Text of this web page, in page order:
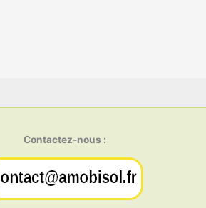
Contactez-nous :